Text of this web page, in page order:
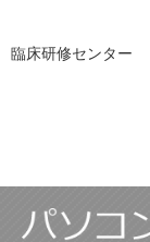
臨床研修センター